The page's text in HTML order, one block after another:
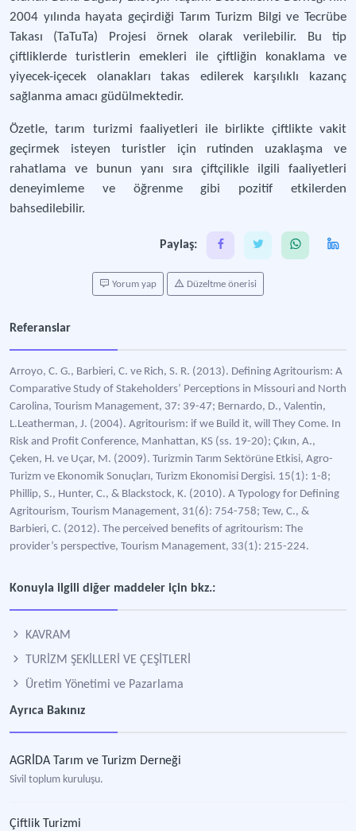
2004 yılında hayata geçirdiği Tarım Turizm Bilgi ve Tecrübe
Takası (TaTuTa) Projesi örnek olarak verilebilir. Bu tip
çiftliklerde turistlerin emekleri ile çiftliğin konaklama ve
yiyecek-içecek olanakları takas edilerek karşılıklı kazanç
sağlanma amacı güdülmektedir.
Özetle, tarım turizmi faaliyetleri ile birlikte çiftlikte vakit
geçirmek isteyen turistler için rutinden uzaklaşma ve
rahatlama ve bunun yanı sıra çiftçilikle ilgili faaliyetleri
deneyimleme ve öğrenme gibi pozitif etkilerden
bahsedilebilir.
Paylaş:
Yorum yap Düzeltme önerisi
Referanslar
Arroyo, C. G., Barbieri, C. ve Rich, S. R. (2013). Defining Agritourism: A
Comparative Study of Stakeholders’ Perceptions in Missouri and North
Carolina, Tourism Management, 37: 39-47; Bernardo, D., Valentin,
L.Leatherman, J. (2004). Agritourism: if we Build it, will They Come. In
Risk and Profit Conference, Manhattan, KS (ss. 19-20); Çıkın, A.,
Çeken, H. ve Uçar, M. (2009). Turizmin Tarım Sektörüne Etkisi, Agro-
Turizm ve Ekonomik Sonuçları, Turizm Ekonomisi Dergisi. 15(1): 1-8;
Phillip, S., Hunter, C., & Blackstock, K. (2010). A Typology for Defining
Agritourism, Tourism Management, 31(6): 754-758; Tew, C., &
Barbieri, C. (2012). The perceived benefits of agritourism: The
provider’s perspective, Tourism Management, 33(1): 215-224.
Konuyla ilgili diğer maddeler için bkz.:
KAVRAM
TURİZM ŞEKİLLERİ VE ÇEŞİTLERİ
Üretim Yönetimi ve Pazarlama
Ayrıca Bakınız
AGRİDA Tarım ve Turizm Derneği
Sivil toplum kuruluşu.
Çiftlik Turizmi